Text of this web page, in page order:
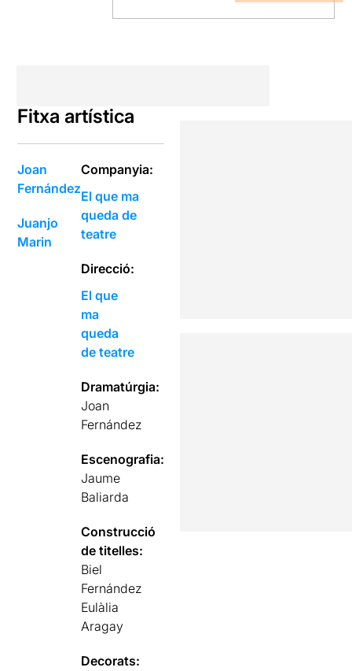
Fitxa artística
Joan
Fernández
Juanjo
Marin
Companyia:
El que ma
queda de
teatre
Direcció:
El que
ma
queda
de teatre
Dramatúrgia:
Joan
Fernández
Escenografia:
Jaume
Baliarda
Construcció
de titelles:
Biel
Fernández
Eulàlia
Aragay
Decorats: